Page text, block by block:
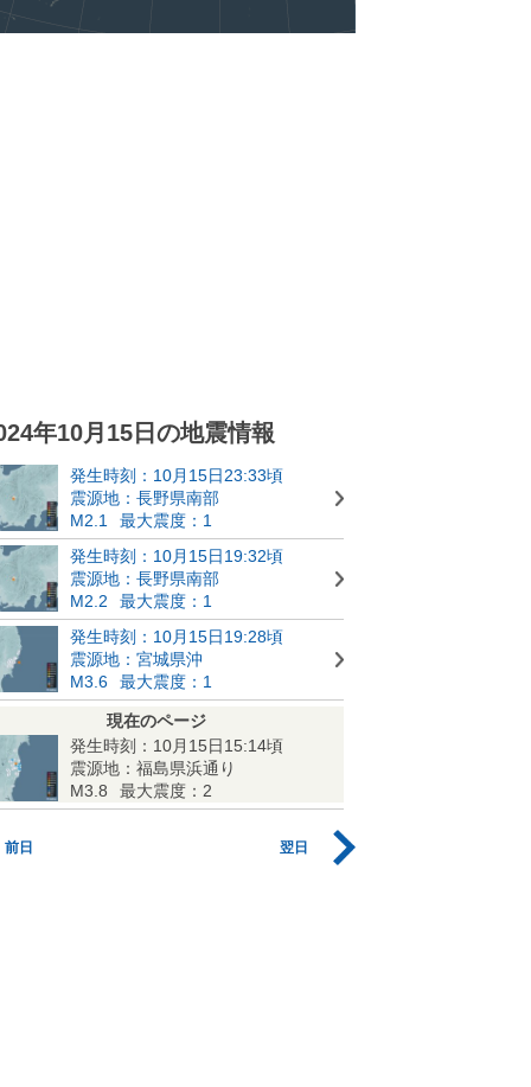
年10月15日の地震情報
発生時刻：10月15日23:33頃
震源地：長野県南部
M2.1
最大震度：1
発生時刻：10月15日19:32頃
震源地：長野県南部
M2.2
最大震度：1
発生時刻：10月15日19:28頃
震源地：宮城県沖
M3.6
最大震度：1
現在のページ
発生時刻：10月15日15:14頃
震源地：福島県浜通り
M3.8
最大震度：2
前日 翌日